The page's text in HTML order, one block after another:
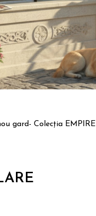
gard- Colecția EMPIRE